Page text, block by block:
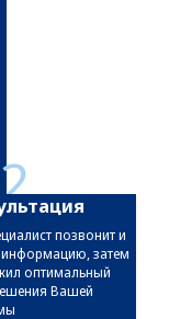
позвонит и
информацию, затем
оптимальный
Вашей